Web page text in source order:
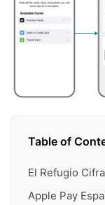
Table of
El Refugio
Apple Pay